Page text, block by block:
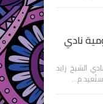
نادي
الشيخ زايد
م…